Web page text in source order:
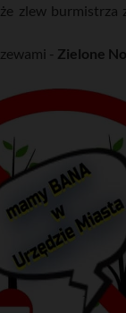
zlew burmistrza
- Zielone